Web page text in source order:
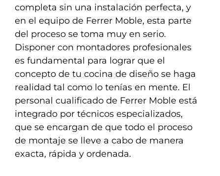
completa sin una instalación perfecta, y
en el equipo de Ferrer Moble, esta parte
del proceso se toma muy en serio.
Disponer con montadores profesionales
es fundamental para lograr que el
concepto de tu cocina de diseño se haga
realidad tal como lo tenías en mente. El
personal cualificado de Ferrer Moble está
integrado por técnicos especializados,
que se encargan de que todo el proceso
de montaje se lleve a cabo de manera
exacta, rápida y ordenada.